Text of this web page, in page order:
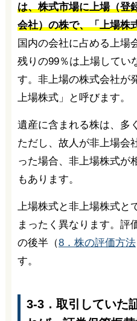
は、株式市場に上場（登
会社）の株で、「上場株
国内の会社に占める上場
残りの99％は上場してい
す。非上場の株式会社が
上場株式」と呼びます。
遺産に含まれる株は、多
ただし、故人が非上場会
った場合、非上場株式が
もあります。
上場株式と非上場株式
まったく異なります。評
の後半（8．株の評価方法
す。
3-3．取引していた